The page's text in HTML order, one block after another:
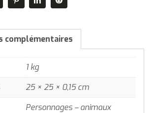
complémentaires
1 kg
25 × 25 × 0,15 cm
Personnages – animaux